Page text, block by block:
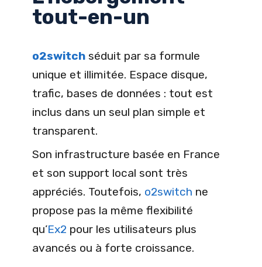
tout-en-un
o2switch séduit par sa formule
unique et illimitée. Espace disque,
trafic, bases de données : tout est
inclus dans un seul plan simple et
transparent.
Son infrastructure basée en France
et son support local sont très
appréciés. Toutefois, o2switch ne
propose pas la même flexibilité
qu’Ex2 pour les utilisateurs plus
avancés ou à forte croissance.